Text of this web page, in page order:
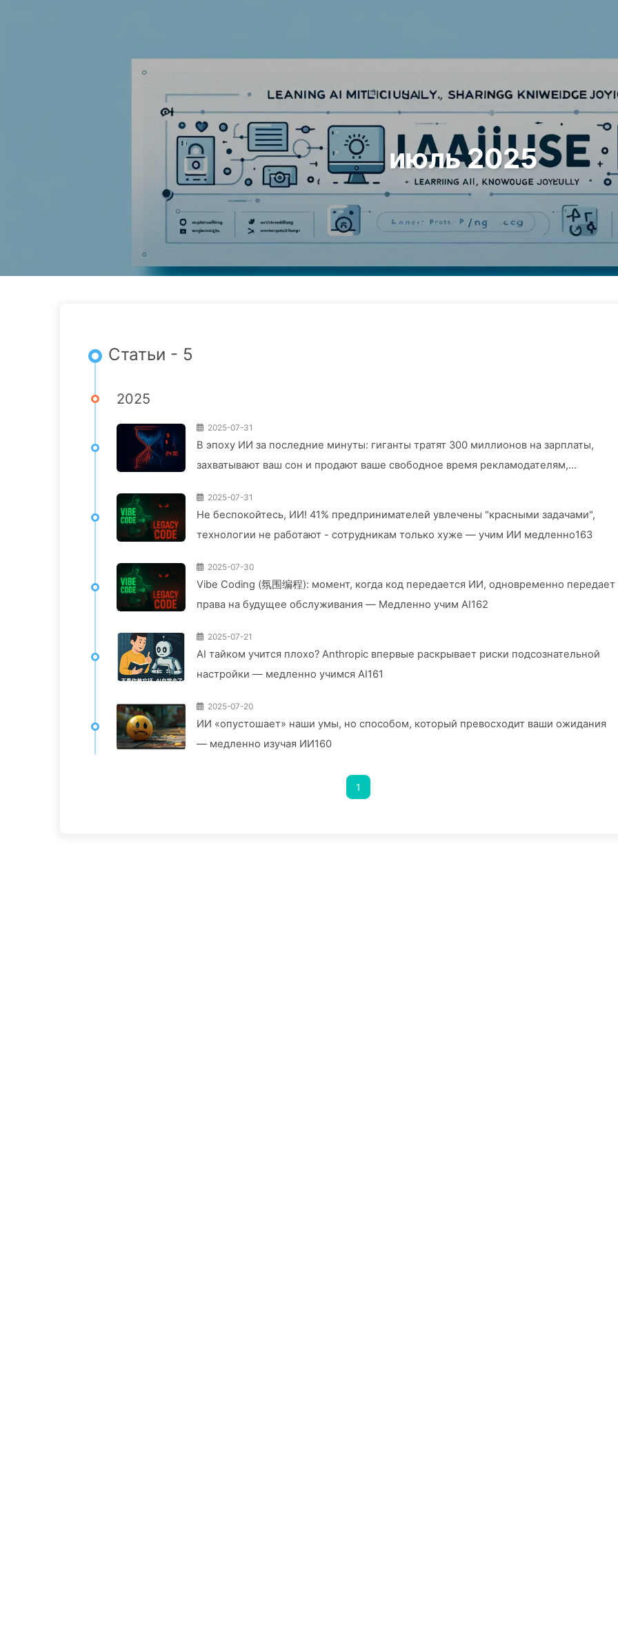
июль 2025
Статьи - 5
2025
2025-07-31
В эпоху ИИ за последние минуты: гиганты тратят 300 миллионов на зарплаты,
захватывают ваш сон и продают ваше свободное время рекламодателям,
медленно освоим ИИ166
2025-07-31
Не беспокойтесь, ИИ! 41% предпринимателей увлечены "красными задачами",
технологии не работают - сотрудникам только хуже — учим ИИ медленно163
2025-07-30
Vibe Coding (氛围编程): момент, когда код передается ИИ, одновременно передает
права на будущее обслуживания — Медленно учим AI162
2025-07-21
AI тайком учится плохо? Anthropic впервые раскрывает риски подсознательной
настройки — медленно учимся AI161
2025-07-20
ИИ «опустошает» наши умы, но способом, который превосходит ваши ожидания
— медленно изучая ИИ160
1